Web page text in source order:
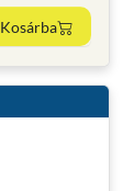
Kosárba